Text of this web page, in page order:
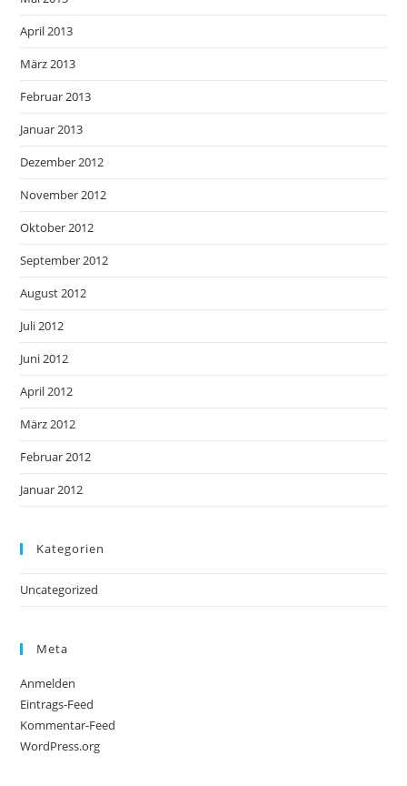
April 2013
März 2013
Februar 2013
Januar 2013
Dezember 2012
November 2012
Oktober 2012
September 2012
August 2012
Juli 2012
Juni 2012
April 2012
März 2012
Februar 2012
Januar 2012
Kategorien
Uncategorized
Meta
Anmelden
Eintrags-Feed
Kommentar-Feed
WordPress.org